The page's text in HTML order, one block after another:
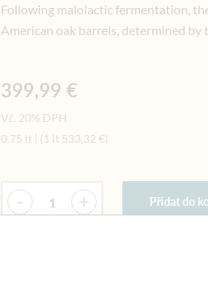
Following malolactic fermentation,
American oak barrels, determined by
399,99 €
Vč. 20% DPH
0.75 lt
(1 lt 533,32 €)
Množství
- + Přidat do